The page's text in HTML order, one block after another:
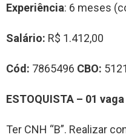
Experiência: 6 meses
Salário: R$ 1.412,00
Cód: 7865496 CBO:
ESTOQUISTA – 01 vaga
Ter CNH “B”. Realizar